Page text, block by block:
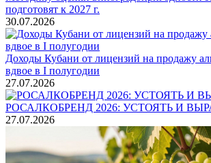
подготовят к 2027 г.
30.07.2026
Доходы Кубани от лицензий на продажу
вдвое в I полугодии
27.07.2026
РОСАЛКОБРЕНД 2026: УСТОЯТЬ И
27.07.2026